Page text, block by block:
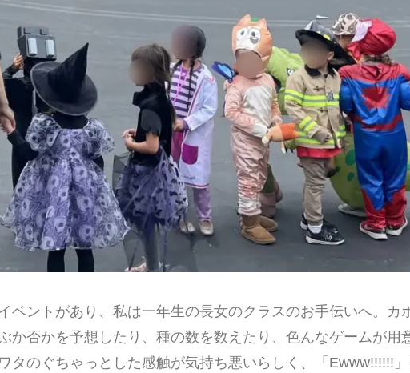
ベントがあり、私は一年生の長女のクラスのお手伝いへ。カ
か否かを予想したり、種の数を数えたり、色んなゲームが用
タのぐちゃっとした感触が気持ち悪いらしく、「Ewww!!!!!!